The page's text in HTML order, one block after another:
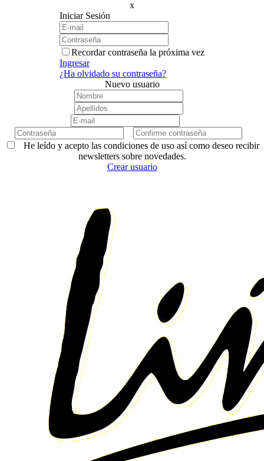
x
Iniciar Sesión
Recordar contraseña la próxima vez
Ingresar
¿Ha olvidado su contraseña?
Nuevo usuario
He leído y acepto las condiciones de uso así como deseo recibir
newsletters sobre novedades.
Crear usuario